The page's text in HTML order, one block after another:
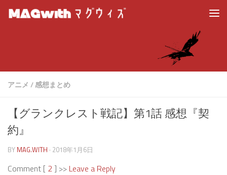
アニメ /感想まとめ
【グランクレスト戦記】第1話 感想『契
約』
BY MAG.WITH · 2018年1月6日
Comment [ 2] >> Leave a Reply